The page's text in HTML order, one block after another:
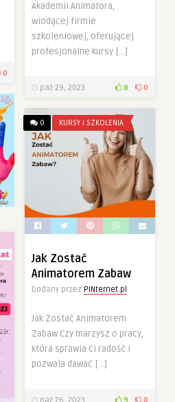
Akademii Animatora,
wiodącej firmie
szkoleniowej, oferującej
profesjonalne kursy […]
paź 29, 2023 8 0
0
0 KURSY I SZKOLENIA
Jak Zostać
Animatorem Zabaw
Dodany przez PINternet.pl
Jak Zostać Animatorem
Zabaw Czy marzysz o pracy,
która sprawia Ci radość i
pozwala dawać […]